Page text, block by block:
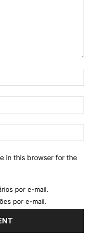
in this browser for the
por e-mail.
por e-mail.